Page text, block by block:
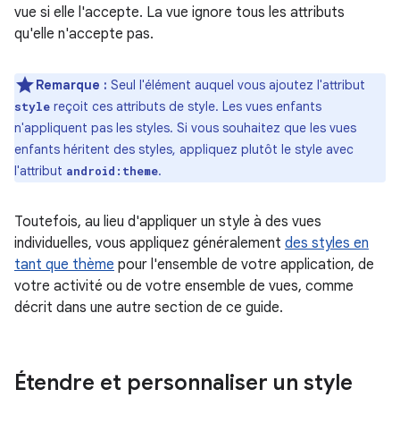
vue si elle l'accepte. La vue ignore tous les attributs
qu'elle n'accepte pas.
Remarque : Seul l'élément auquel vous ajoutez l'attribut
style reçoit ces attributs de style. Les vues enfants
n'appliquent pas les styles. Si vous souhaitez que les vues
enfants héritent des styles, appliquez plutôt le style avec
l'attribut android:theme.
Toutefois, au lieu d'appliquer un style à des vues
individuelles, vous appliquez généralement des styles en
tant que thème pour l'ensemble de votre application, de
votre activité ou de votre ensemble de vues, comme
décrit dans une autre section de ce guide.
Étendre et personnaliser un style